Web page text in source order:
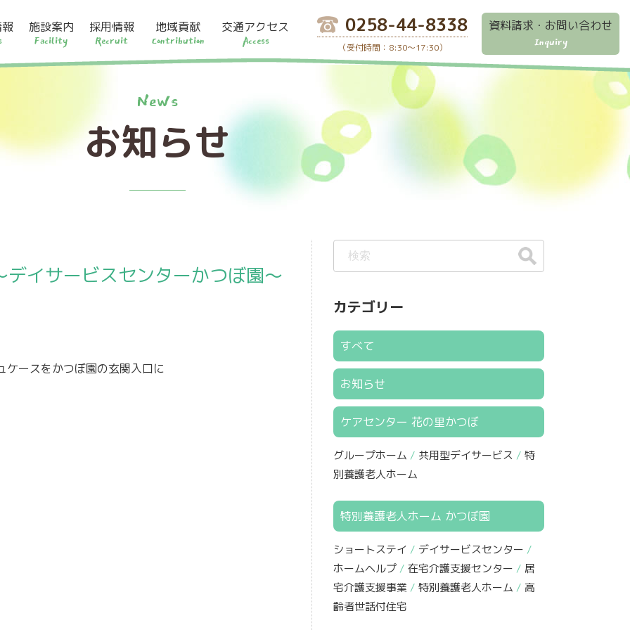
施設案内
Facility
採用情報
Recruit
地域貢献
Contribution
交通アクセス
Access
0258-44-8338
（受付時間：8:30～17:30）
資料請求・お問い合わせ
Inquiry
News
お知らせ
イサービスセンターかつぼ園～
ケースをかつぼ園の玄関入口に
カテゴリー
すべて
お知らせ
ケアセンター 花の里かつぼ
グループホーム 共用型デイサービス
特
別養護老人ホーム
特別養護老人ホーム かつぼ園
ショートステイ
デイサービスセンター
ホームヘルプ
在宅介護支援センター
居
宅介護支援事業
特別養護老人ホーム
高
齢者世話付住宅